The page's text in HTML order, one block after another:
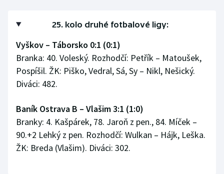
Short track
Sportovní střelba
Stolní tenis
Triatlon
Veslování
25. kolo druhé fotbalové ligy:
Vyškov – Táborsko 0:1 (0:1)
Branka: 40. Voleský. Rozhodčí: Petřík – Matoušek,
Pospíšil. ŽK: Piško, Vedral, Sá, Sy – Nikl, Nešický.
Diváci: 482.
Baník Ostrava B – Vlašim 3:1 (1:0)
Branky: 4. Kašpárek, 78. Jaroň z pen., 84. Míček –
90.+2 Lehký z pen. Rozhodčí: Wulkan – Hájk, Leška.
ŽK: Breda (Vlašim). Diváci: 302.